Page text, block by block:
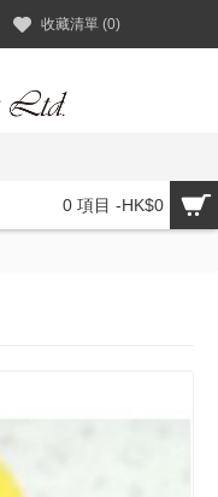
收藏清單 (0)
0 項目 -HK$0